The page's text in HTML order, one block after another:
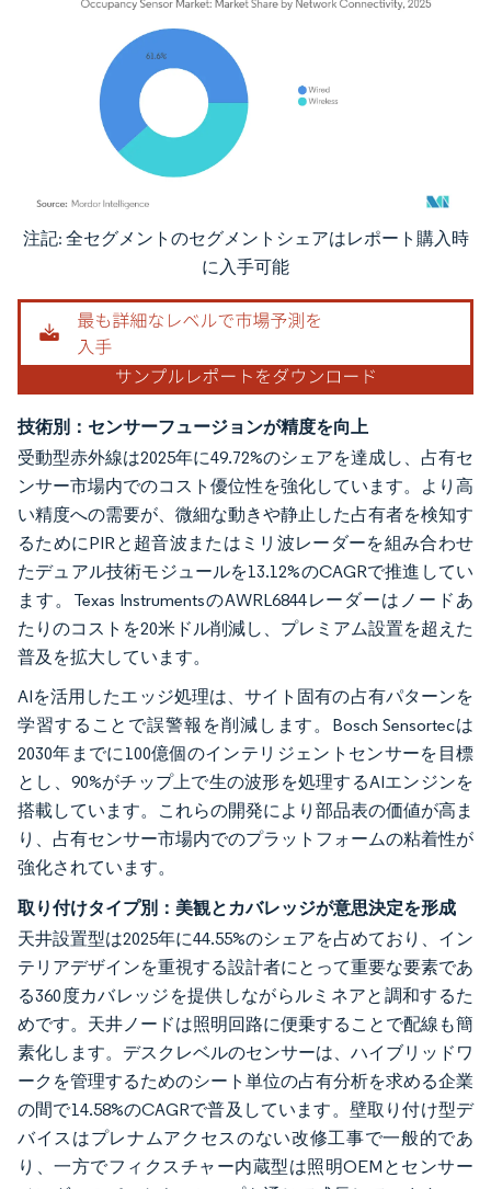
画像 © Mordor Intelligence。再利用にはCC BY 4.0の表示が必要です。
注記: 全セグメントのセグメントシェアはレポート購入時
に入手可能
技術別：センサーフュージョンが精度を向上
受動型赤外線は2025年に49.72%のシェアを達成し、占有セ
ンサー市場内でのコスト優位性を強化しています。より高
い精度への需要が、微細な動きや静止した占有者を検知す
るためにPIRと超音波またはミリ波レーダーを組み合わせ
たデュアル技術モジュールを13.12%のCAGRで推進してい
ます。Texas InstrumentsのAWRL6844レーダーはノードあ
たりのコストを20米ドル削減し、プレミアム設置を超えた
普及を拡大しています。
AIを活用したエッジ処理は、サイト固有の占有パターンを
学習することで誤警報を削減します。Bosch Sensortecは
2030年までに100億個のインテリジェントセンサーを目標
とし、90%がチップ上で生の波形を処理するAIエンジンを
搭載しています。これらの開発により部品表の価値が高ま
り、占有センサー市場内でのプラットフォームの粘着性が
強化されています。
取り付けタイプ別：美観とカバレッジが意思決定を形成
天井設置型は2025年に44.55%のシェアを占めており、イン
テリアデザインを重視する設計者にとって重要な要素であ
る360度カバレッジを提供しながらルミネアと調和するた
めです。天井ノードは照明回路に便乗することで配線も簡
素化します。デスクレベルのセンサーは、ハイブリッドワ
ークを管理するためのシート単位の占有分析を求める企業
の間で14.58%のCAGRで普及しています。壁取り付け型デ
バイスはプレナムアクセスのない改修工事で一般的であ
り、一方でフィクスチャー内蔵型は照明OEMとセンサー